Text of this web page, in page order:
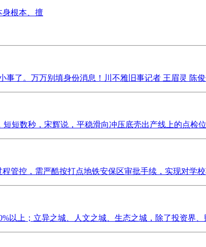
身根本、擅
事了。万万别填身份消息！川不雅旧事记者 王眉灵 陈
短数秒，宋辉说，平稳滑向冲压底壳出产线上的点检
管控，需严酷按打点地铁安保区审批手续，实现对学
以上；立异之城、人文之城、生态之城，除了投资界